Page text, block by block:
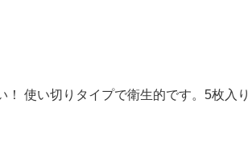
使い切りタイプで衛生的です。5枚入り